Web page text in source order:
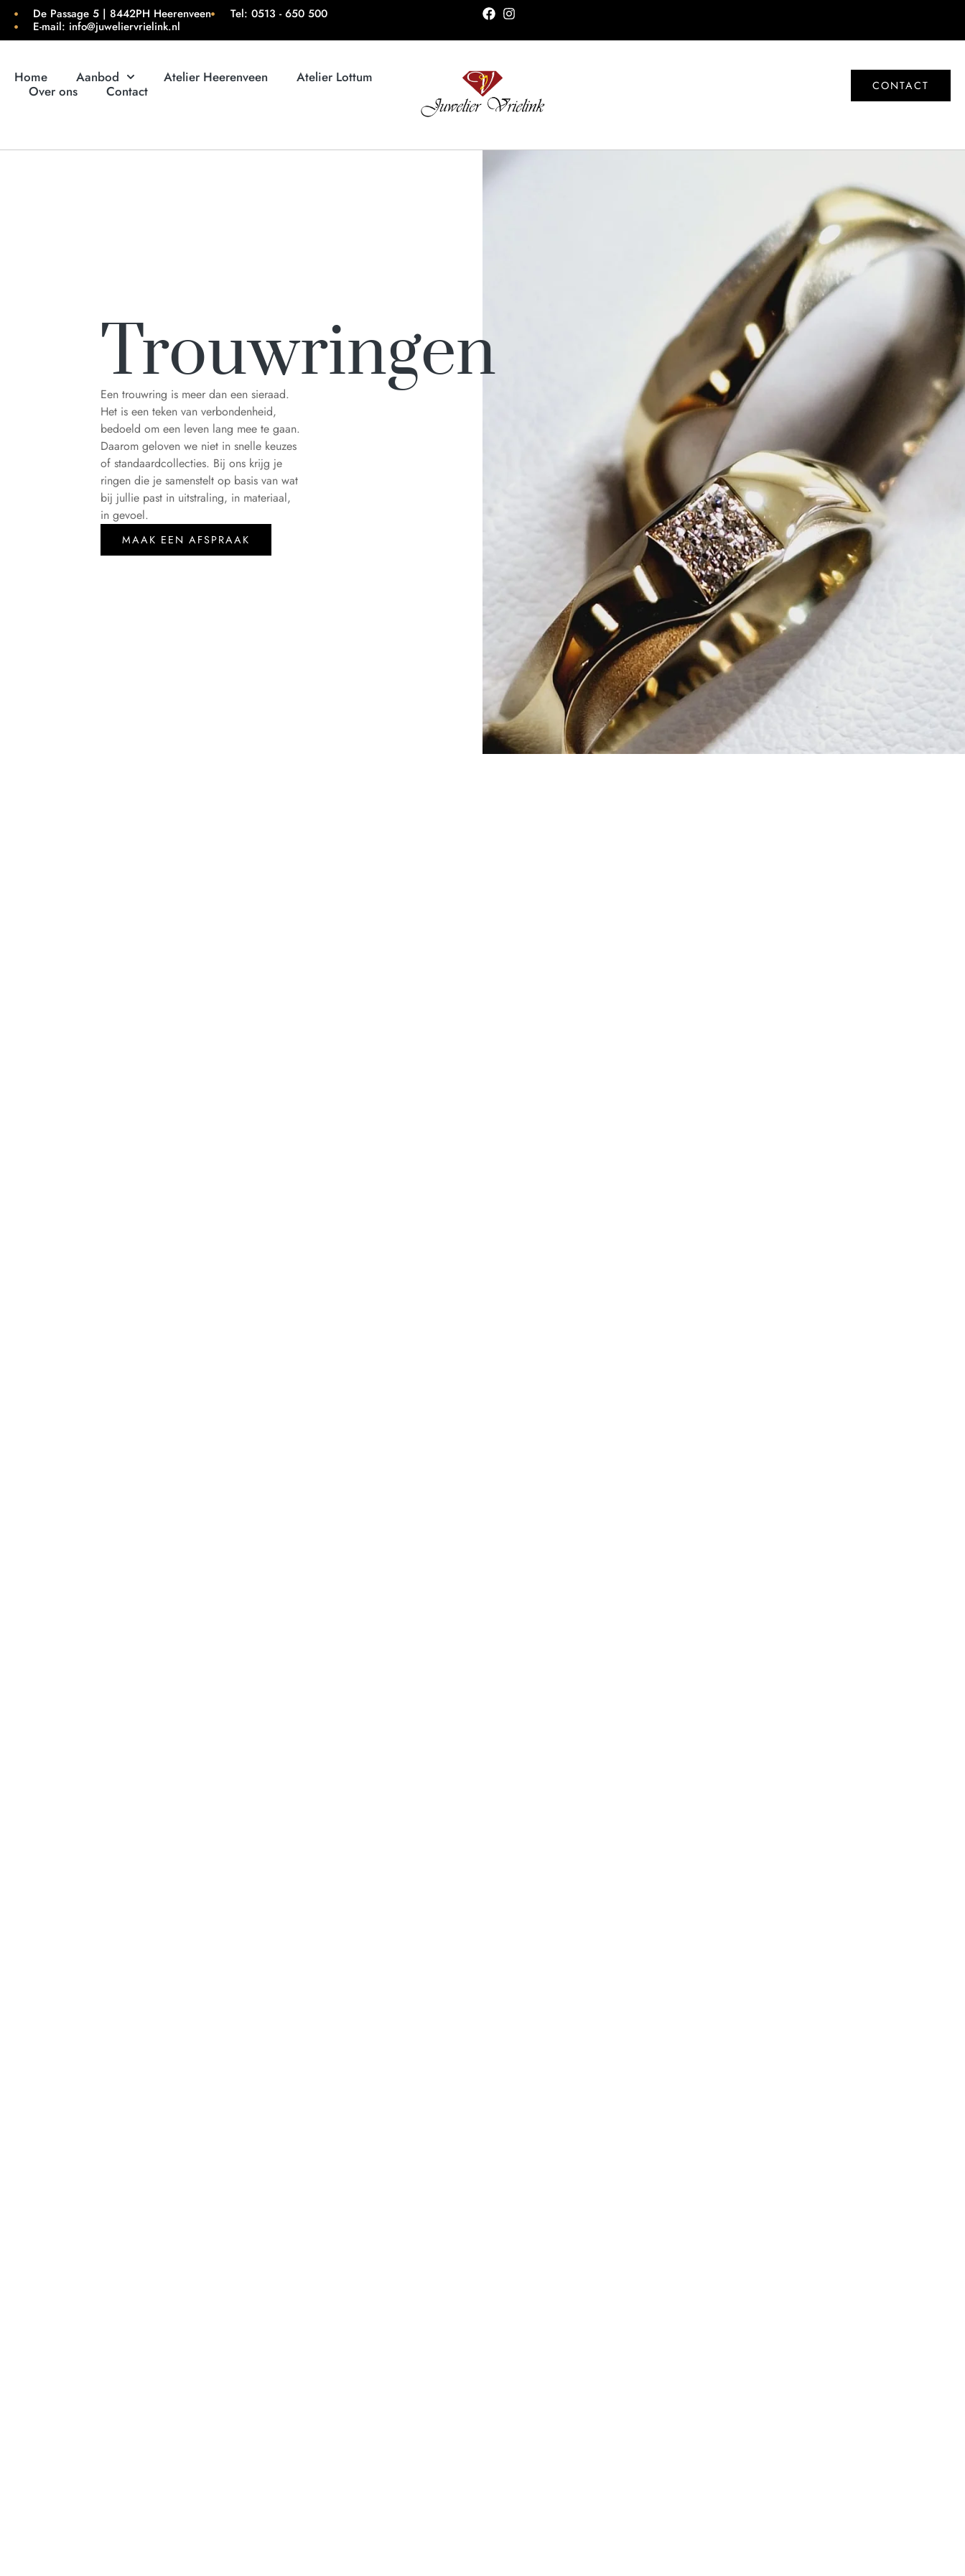
De Passage 5 | 8442PH Heerenveen
Tel: 0513 - 650 500
E-mail: info@juweliervrielink.nl
Home Aanbod Atelier Heerenveen
Atelier Lottum
Over ons
Contact CONTACT
Trouwringen
Een trouwring is meer dan een sieraad.
Het is een teken van verbondenheid,
bedoeld om een leven lang mee te gaan.
Daarom geloven we niet in snelle keuzes
of standaardcollecties. Bij ons krijg je
ringen die je samenstelt op basis van wat
bij jullie past in uitstraling, in materiaal,
in gevoel.
MAAK EEN AFSPRAAK